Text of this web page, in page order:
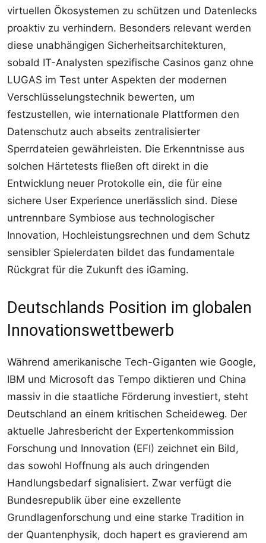
virtuellen Ökosystemen zu schützen und Datenlecks
proaktiv zu verhindern. Besonders relevant werden
diese unabhängigen Sicherheitsarchitekturen,
sobald IT-Analysten spezifische Casinos ganz ohne
LUGAS im Test unter Aspekten der modernen
Verschlüsselungstechnik bewerten, um
festzustellen, wie internationale Plattformen den
Datenschutz auch abseits zentralisierter
Sperrdateien gewährleisten. Die Erkenntnisse aus
solchen Härtetests fließen oft direkt in die
Entwicklung neuer Protokolle ein, die für eine
sichere User Experience unerlässlich sind. Diese
untrennbare Symbiose aus technologischer
Innovation, Hochleistungsrechnen und dem Schutz
sensibler Spielerdaten bildet das fundamentale
Rückgrat für die Zukunft des iGaming.
Deutschlands Position im globalen
Innovationswettbewerb
Während amerikanische Tech-Giganten wie Google,
IBM und Microsoft das Tempo diktieren und China
massiv in die staatliche Förderung investiert, steht
Deutschland an einem kritischen Scheideweg. Der
aktuelle Jahresbericht der Expertenkommission
Forschung und Innovation (EFI) zeichnet ein Bild,
das sowohl Hoffnung als auch dringenden
Handlungsbedarf signalisiert. Zwar verfügt die
Bundesrepublik über eine exzellente
Grundlagenforschung und eine starke Tradition in
der Quantenphysik, doch hapert es gravierend am